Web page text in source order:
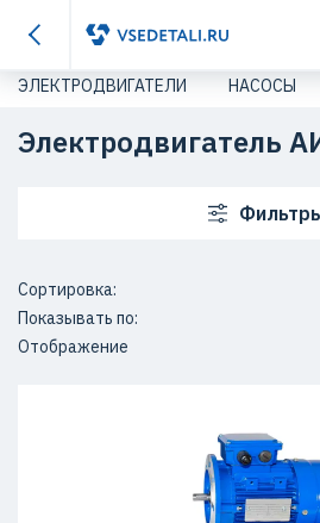
ЭЛЕКТРОДВИГАТЕЛИ НАСОСЫ
Электродвигатель
Сортировка:
Показывать по:
Отображение